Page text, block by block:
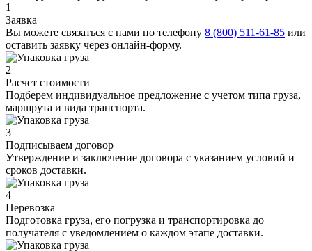
1
Заявка
Вы можете связаться с нами по телефону 8 (800) 511-61-85 или
оставить заявку через онлайн-форму.
2
Расчет стоимости
Подберем индивидуальное предложение с учетом типа груза,
маршрута и вида транспорта.
3
Подписываем договор
Утверждение и заключение договора с указанием условий и
сроков доставки.
4
Перевозка
Подготовка груза, его погрузка и транспортировка до
получателя с уведомлением о каждом этапе доставки.